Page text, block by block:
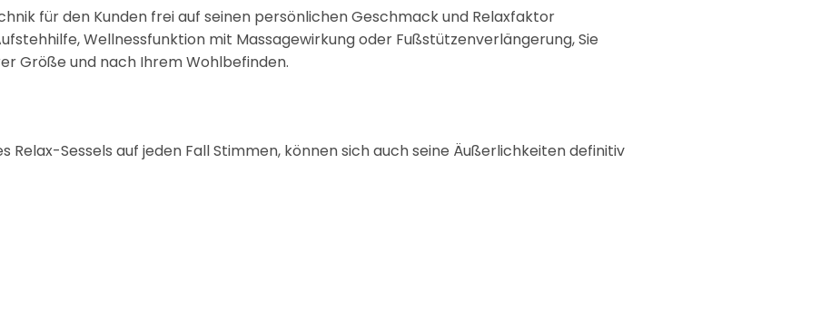
für den Kunden frei auf seinen persönlichen Geschmack und Relaxfaktor
Wellnessfunktion mit Massagewirkung oder Fußstützenverlängerung, Sie
Größe und nach Ihrem Wohlbefinden.
Relax-Sessels auf jeden Fall Stimmen, können sich auch seine Äußerlichkeiten definitiv